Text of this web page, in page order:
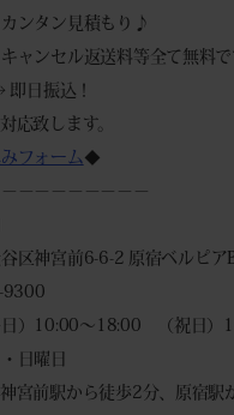
ンタン見積もり♪
ャンセル返送料等全て無料で
日振込！
応致します。
フォーム ◆
－－－－－－－－
区神宮前6-6-2 原宿ベルピア
9300
日）10:00～18:00 （祝日）
日曜日
宮前駅から徒歩2分、原宿駅